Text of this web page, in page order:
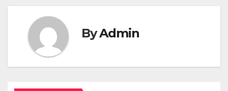
ByAdmin